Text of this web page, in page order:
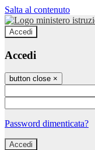
Salta al contenuto
Accedi
Accedi
button close ×
Password dimenticata?